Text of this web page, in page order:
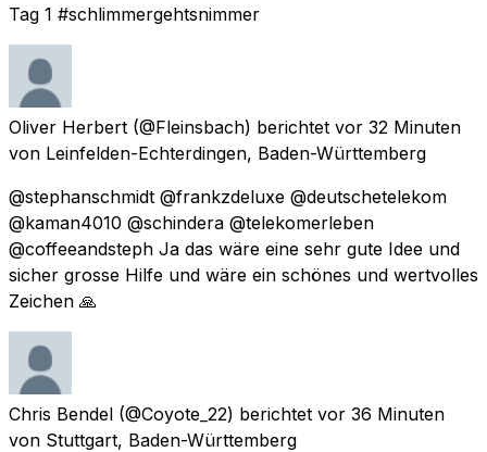
Tag 1 #schlimmergehtsnimmer
Oliver Herbert (@Fleinsbach) berichtet vor 32 Minuten
von Leinfelden-Echterdingen, Baden-Württemberg
@stephanschmidt @frankzdeluxe @deutschetelekom
@kaman4010 @schindera @telekomerleben
@coffeeandsteph Ja das wäre eine sehr gute Idee und
sicher grosse Hilfe und wäre ein schönes und wertvolles
Zeichen 🙏
Chris Bendel (@Coyote_22) berichtet vor 36 Minuten
von Stuttgart, Baden-Württemberg